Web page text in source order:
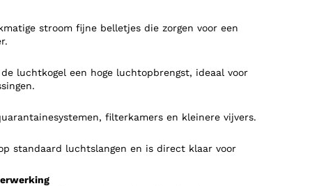
stroom fijne belletjes die zorgen voor een
luchtkogel een hoge luchtopbrengst, ideaal voor
filterkamers en kleinere vijvers.
standaard luchtslangen en is direct klaar voor